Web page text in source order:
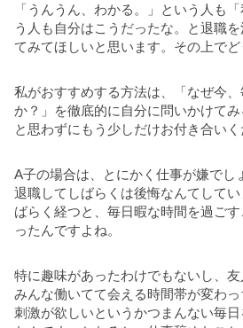
「うんうん、わかる。」という人も
う人も自分はこうだったな。と退職
てみてほしいと思います。その上でど
私がおすすめする方法は、「なぜ今
か？」を徹底的に自分に問いかけて
と思わずにもう少しだけお付き合い
A子の場合は、とにかく仕事が嫌でし
退職してしばらくは後悔なんてして
ばらく経つと、毎日暇な時間を過ご
ったんですよね。
特に趣味があったわけでもないし、
みんな働いてて会える時間帯が変わ
刺激が欲しいというかつまんない毎